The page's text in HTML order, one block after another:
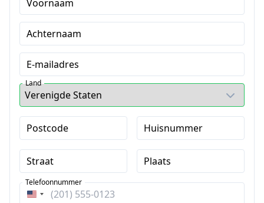
Voornaam
Achternaam
E-mailadres
Land
Postcode Huisnummer
Straat Plaats
Verenigde
Telefoonnummer